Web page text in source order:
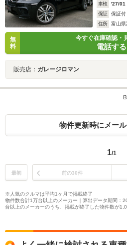
車検
'27/01
保証
保証付
住所
富山県
無
料
今すぐ在庫確認・
電話する
販売店： ガレージロマン
物件更新時にメー
1/1
最初 前の30件
※人気のクルマは平均1ヶ月で掲載終了
物件数合計1万台以上のメーカー｜算出データ期間：
台以上のメーカーのうち、掲載が終了した物件数が